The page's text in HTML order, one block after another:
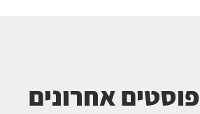
פוסטים אחרונים